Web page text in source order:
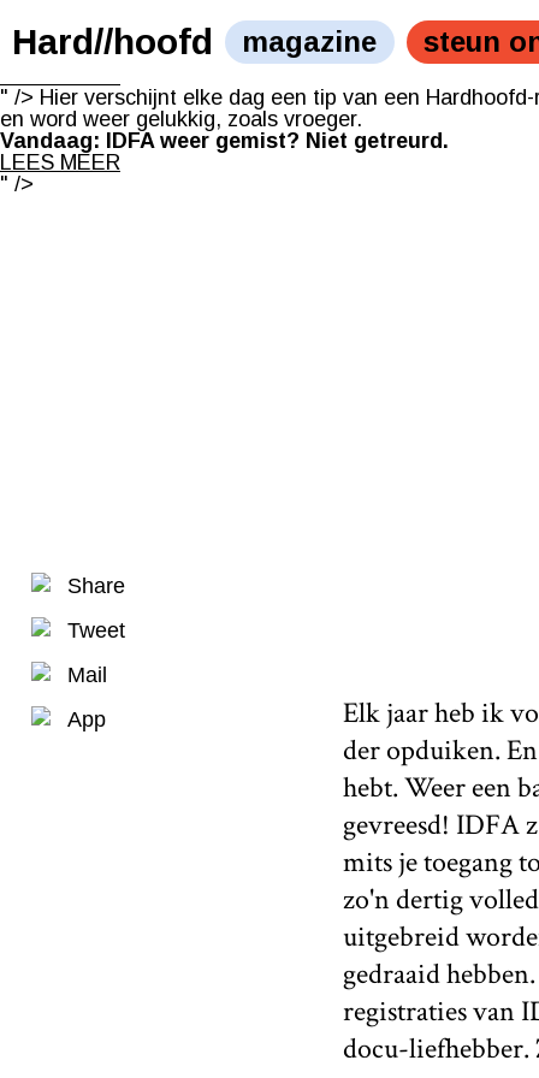
word weer gelukkig, zoals vroeger.
Vandaag: IDFA weer gemist? Niet getreurd.
" /> Hier verschijnt elke dag een tip van een
en word weer gelukkig, zoals vroeger.
Vandaag: IDFA weer gemist? Niet getreurd.
LEES MEER
" />
Hard//hoofd magazine steun
Elk jaar heb ik
der opduiken.
hebt. Weer een
gevreesd! IDFA
mits je toegang
zo'n dertig
uitgebreid
gedraaid
registraties van
docu-
Share
Tweet
Mail
App